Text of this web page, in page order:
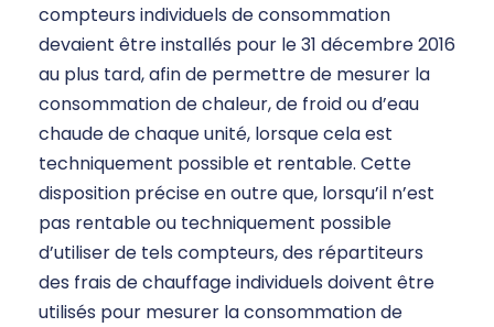
compteurs individuels de consommation
devaient être installés pour le 31 décembre 2016
au plus tard, afin de permettre de mesurer la
consommation de chaleur, de froid ou d’eau
chaude de chaque unité, lorsque cela est
techniquement possible et rentable. Cette
disposition précise en outre que, lorsqu’il n’est
pas rentable ou techniquement possible
d’utiliser de tels compteurs, des répartiteurs
des frais de chauffage individuels doivent être
utilisés pour mesurer la consommation de